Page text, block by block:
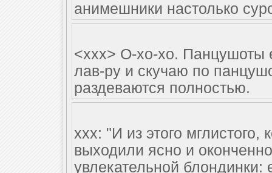
анимешники настолько
<xxx> О-хо-хо. Панцушоты
лав-ру и скучаю по
раздеваются полностью.
xxx: "И из этого мглистого,
выходили ясно и
увлекательной блондинки: